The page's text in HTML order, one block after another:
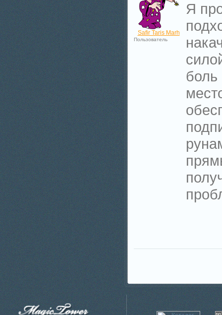
Safir Taris Marh
Пользователь
Я
боль